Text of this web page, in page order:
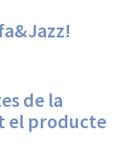
de la
el producte